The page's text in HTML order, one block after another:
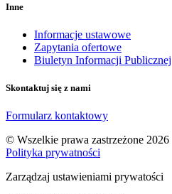
Inne
Informacje ustawowe
Zapytania ofertowe
Biuletyn Informacji Publicznej
Skontaktuj się z nami
Formularz kontaktowy
© Wszelkie prawa zastrzeżone 2026
Polityka prywatności
Zarządzaj ustawieniami prywatości